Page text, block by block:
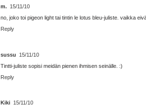
m. 15/11/10
no, joko toi pigeon light tai tintin le lotus bleu-juliste. vaikka
Reply
sussu
15/11/10
Tintti-juliste sopisi meidän pienen ihmisen seinälle. :)
Reply
Kiki 15/11/10